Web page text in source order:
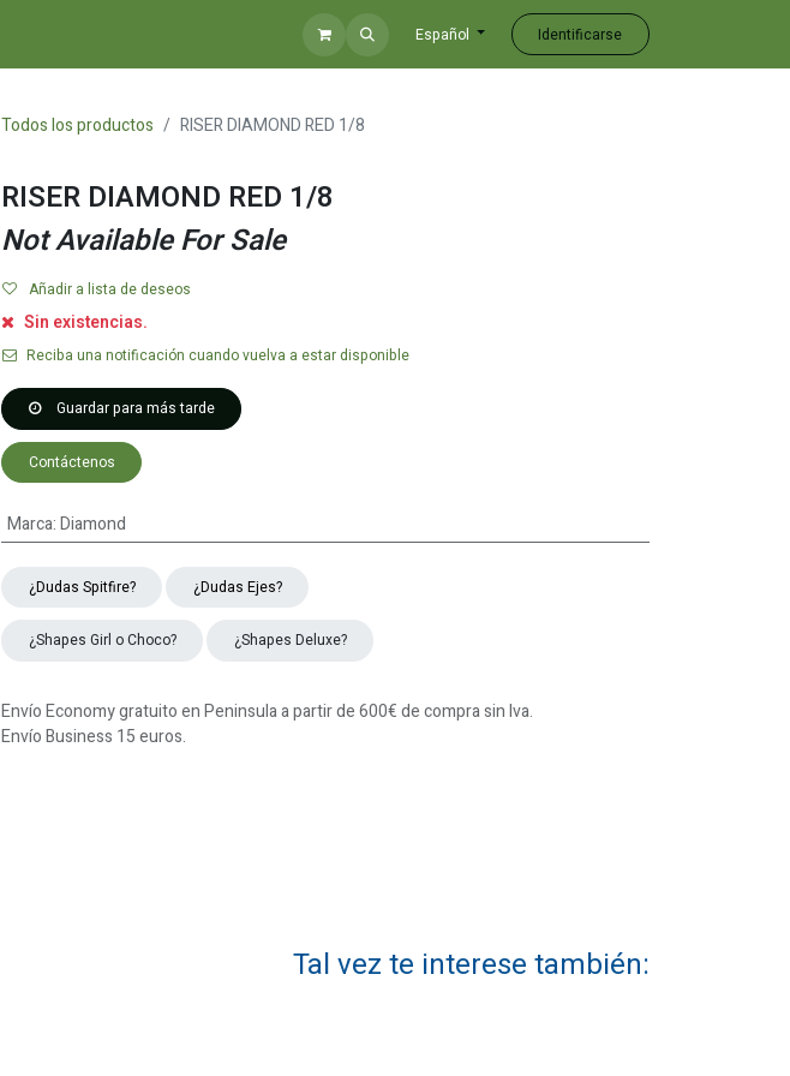
Español Identificarse
Todos los productos RISER DIAMOND RED 1/8
RISER DIAMOND RED 1/8
Not Available For Sale
Añadir a lista de deseos
Sin existencias.
Reciba una notificación cuando vuelva a estar disponible
Guardar para más tarde
Contáctenos
Marca:Diamond
¿Dudas ​​​​Spitfire? ¿Dudas Ejes?
¿Shapes Girl o Choco? ¿Shapes Deluxe?
Envío Economy gratuito en Peninsula a partir de 600€ de compra sin Iva.
Envío Business 15 euros.
Tal vez te interese también: